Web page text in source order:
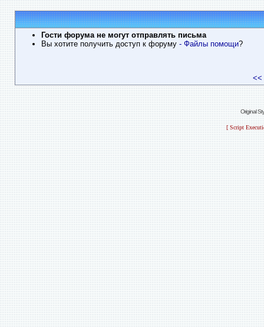
Гости форума не могут отправлять письма
Вы хотите получить доступ к форуму - Файлы помощи?
<<
Original
[ Script